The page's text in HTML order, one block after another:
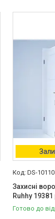
DS-10110
Захисні
Ruhhy 19381
Готово до